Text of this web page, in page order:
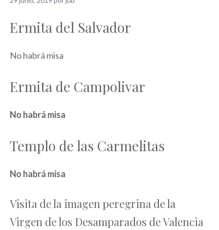
Ermita del Salvador
No habrá misa
Ermita de Campolivar
No habrá misa
Templo de las Carmelitas
No habrá misa
Visita de la imagen peregrina de la
Virgen de los Desamparados de Valencia